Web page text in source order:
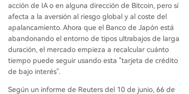
acción de IA o en alguna dirección de Bitcoin, pero sí
afecta a la aversión al riesgo global y al coste del
apalancamiento. Ahora que el Banco de Japón está
abandonando el entorno de tipos ultrabajos de larga
duración, el mercado empieza a recalcular cuánto
tiempo puede seguir usando esta "tarjeta de crédito
de bajo interés".
Según un informe de Reuters del 10 de junio, 66 de